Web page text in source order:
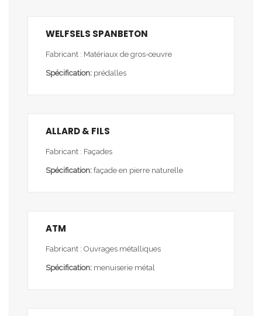
WELFSELS SPANBETON
Fabricant : Matériaux de gros-œuvre
Spécification: prédalles
ALLARD & FILS
Fabricant : Façades
Spécification: façade en pierre naturelle
ATM
Fabricant : Ouvrages métalliques
Spécification: menuiserie métal